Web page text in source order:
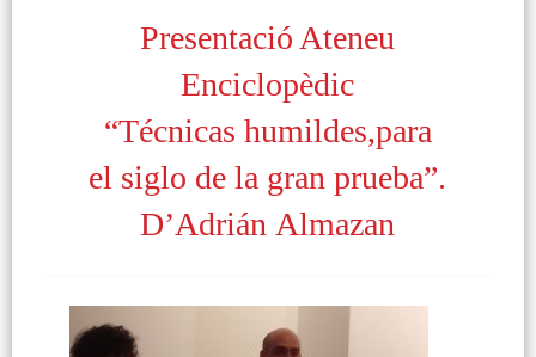
Presentació Ateneu
Enciclopèdic
“Técnicas humildes,para
el siglo de la gran prueba”.
D’Adrián Almazan